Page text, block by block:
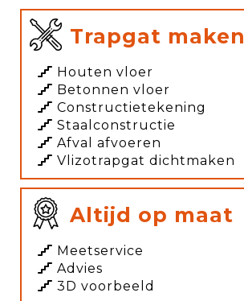
Trapgat maken
Houten vloer
Betonnen vloer
Constructietekening
Staalconstructie
Afval afvoeren
Vlizotrapgat dichtmaken
Altijd op maat
Meetservice
Advies
3D voorbeeld